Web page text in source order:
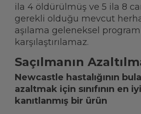
ila 4 öldürülmüş ve 5 ila 8
gerekli olduğu mevcut
aşılama geleneksel
karşılaştırılamaz.
Saçılmanın
Newcastle hastalığının
azaltmak için sınıfının en
kanıtlanmış bir ürün